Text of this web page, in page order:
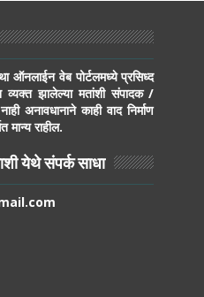
वेब पोर्टलमध्ये प्रसिध्द
व्यक्त झालेल्या मतांशी संपादक /
काही वाद निर्माण
मान्य राहील.
येथे संपर्क साधा